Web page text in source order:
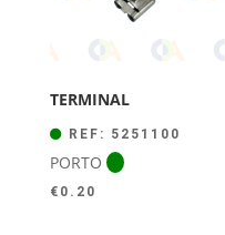
TERMINAL
REF: 5251100
PORTO
€ 0.20